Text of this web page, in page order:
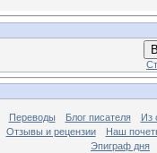
Переводы Блог писателя
Из
Отзывы и рецензии
Наш
Эпиграф дня